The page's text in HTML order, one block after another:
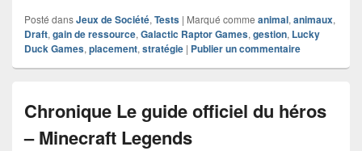
Posté dansJeux de Société, Tests | Marqué comme animal, animaux,
Draft, gain de ressource, Galactic Raptor Games, gestion, Lucky
Duck Games, placement, stratégie | Publier un commentaire
Chronique Le guide officiel du héros
– Minecraft Legends